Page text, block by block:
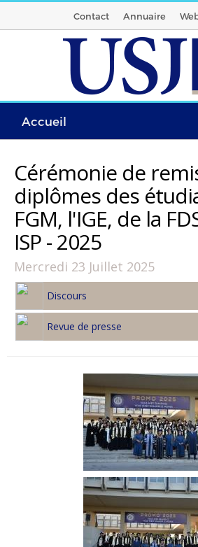
Contact Annuaire
Accueil
Cérémonie de
diplômes des
FGM, l'IGE, de la
ISP - 2025
Mercredi 23 Juillet 2025
Discours
Revue de presse